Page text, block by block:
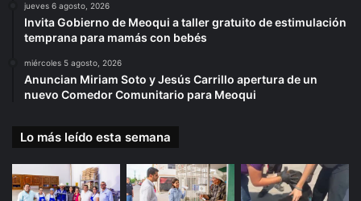
jueves 6 agosto, 2026
Invita Gobierno de Meoqui a taller gratuito de estimulación
temprana para mamás con bebés
miércoles 5 agosto, 2026
Anuncian Miriam Soto y Jesús Carrillo apertura de un
nuevo Comedor Comunitario para Meoqui
Lo más leído esta semana